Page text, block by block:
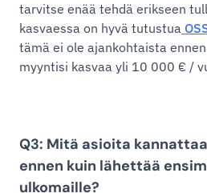
tarvitse enää tehdä erikseen
kasvaessa on hyvä tutustua
tämä ei ole ajankohtaista
myyntisi kasvaa yli 10 000 € /
Q3: Mitä asioita
ennen kuin lähettää
ulkomaille?